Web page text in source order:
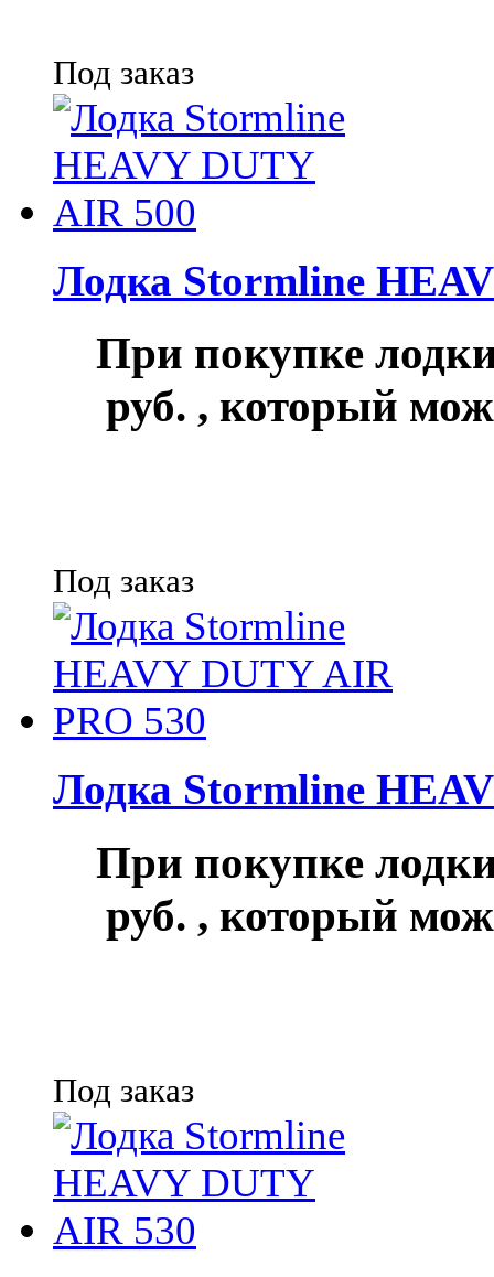
Под заказ
Лодка Stormline
При покупке
руб. , который
Под заказ
Лодка Stormline
При покупке
руб. , который
Под заказ